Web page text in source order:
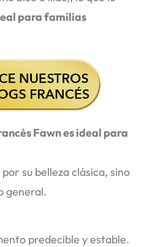
para familias
Fawn es ideal para
su belleza clásica, sino
general.
predecible y estable.